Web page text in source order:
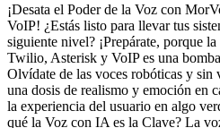
¡Desata el Poder de la Voz con
VoIP! ¿Estás listo para llevar tus
siguiente nivel? ¡Prepárate, porque
Twilio, Asterisk y VoIP es una
Olvídate de las voces robóticas y
una dosis de realismo y emoción en
la experiencia del usuario en algo
qué la Voz con IA es la Clave? La